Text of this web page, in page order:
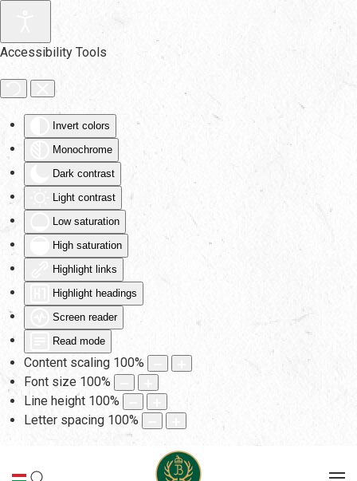
Accessibility Tools
Invert colors
Monochrome
Dark contrast
Light contrast
Low saturation
High saturation
Highlight links
Highlight headings
Screen reader
Read mode
Content scaling 100%
Font size 100%
Line height 100%
Letter spacing 100%
Skip to main content